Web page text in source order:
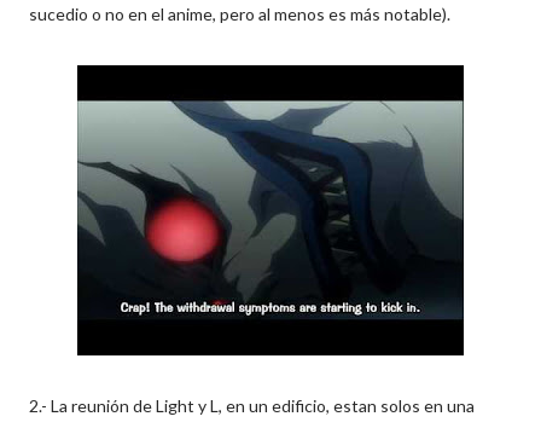
sucedio o no en el anime, pero al menos es más notable).
2.- La reunión de Light y L, en un edificio, estan solos en una